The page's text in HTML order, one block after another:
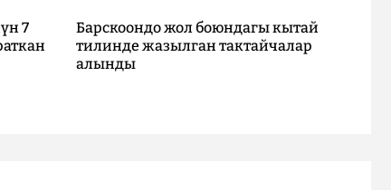
7
Барскоондо жол боюндагы кытай
тилинде жазылган тактайчалар
алынды